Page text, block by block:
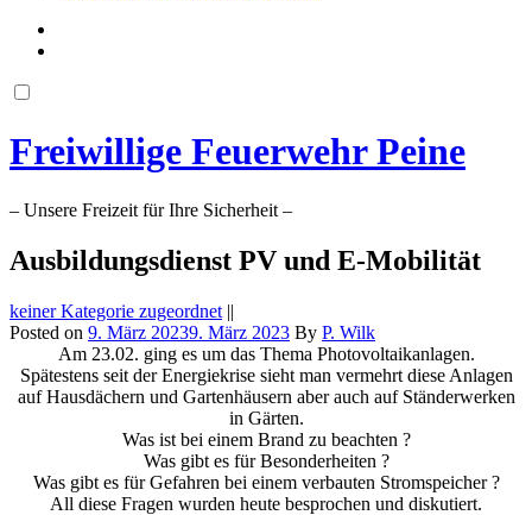
Freiwillige Feuerwehr Peine
– Unsere Freizeit für Ihre Sicherheit –
Ausbildungsdienst PV und E-Mobilität
keiner Kategorie zugeordnet ||
Posted on 9. März 20239. März 2023 By P. Wilk
Am 23.02. ging es um das Thema Photovoltaikanlagen.
Spätestens seit der Energiekrise sieht man vermehrt diese Anlagen
auf Hausdächern und Gartenhäusern aber auch auf Ständerwerken
in Gärten.
Was ist bei einem Brand zu beachten ?
Was gibt es für Besonderheiten ?
Was gibt es für Gefahren bei einem verbauten Stromspeicher ?
All diese Fragen wurden heute besprochen und diskutiert.